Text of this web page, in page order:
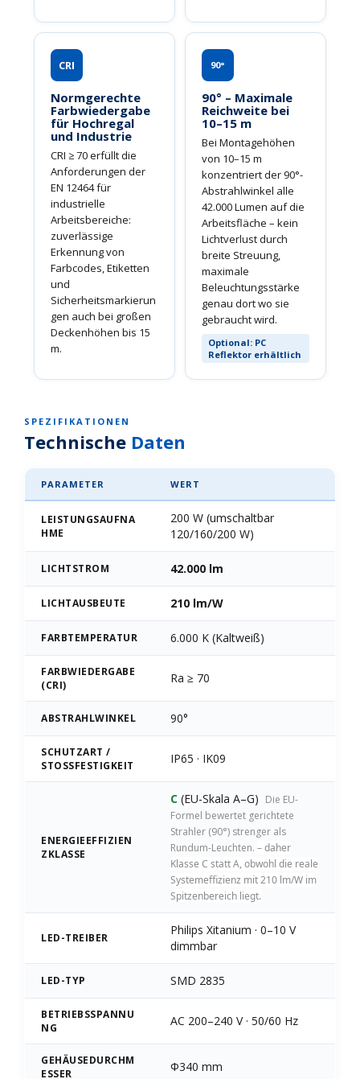
CRI
Normgerechte
Farbwiedergabe
für Hochregal
und Industrie
CRI ≥ 70 erfüllt die
Anforderungen der
EN 12464 für
industrielle
Arbeitsbereiche:
zuverlässige
Erkennung von
Farbcodes, Etiketten
und
Sicherheitsmarkierun
gen auch bei großen
Deckenhöhen bis 15
m.
90°
90° – Maximale
Reichweite bei
10–15 m
Bei Montagehöhen
von 10–15 m
konzentriert der 90°-
Abstrahlwinkel alle
42.000 Lumen auf die
Arbeitsfläche – kein
Lichtverlust durch
breite Streuung,
maximale
Beleuchtungsstärke
genau dort wo sie
gebraucht wird.
Optional: PC
Reflektor erhältlich
SPEZIFIKATIONEN
Technische Daten
PARAMETER WERT
LEISTUNGSAUFNA
HME
200 W (umschaltbar
120/160/200 W)
LICHTSTROM 42.000 lm
LICHTAUSBEUTE 210 lm/W
FARBTEMPERATUR 6.000 K (Kaltweiß)
FARBWIEDERGABE
(CRI)
Ra ≥ 70
ABSTRAHLWINKEL 90°
SCHUTZART /
STOSSFESTIGKEIT
IP65 · IK09
ENERGIEEFFIZIEN
ZKLASSE
C (EU-Skala A–G) Die EU-
Formel bewertet gerichtete
Strahler (90°) strenger als
Rundum-Leuchten. – daher
Klasse C statt A, obwohl die reale
Systemeffizienz mit 210 lm/W im
Spitzenbereich liegt.
LED-TREIBER
Philips Xitanium · 0–10 V
dimmbar
LED-TYP SMD 2835
BETRIEBSSPANNU
NG
AC 200–240 V · 50/60 Hz
GEHÄUSEDURCHM
ESSER
Φ340 mm